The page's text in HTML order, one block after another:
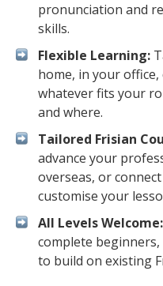
pronunciation and
skills.
Flexible Learning:
home, in your
whatever fits your
and where.
Tailored Frisian
advance your
overseas, or
customise your
All Levels Welcome:
complete
to build on existing